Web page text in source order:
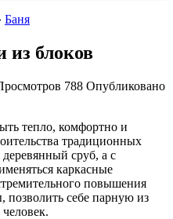
Баня
из блоков
788 Опубликовано
тепло, комфортно и
традиционных
сруб, а с
каркасные
повышения
позволить себе парную из